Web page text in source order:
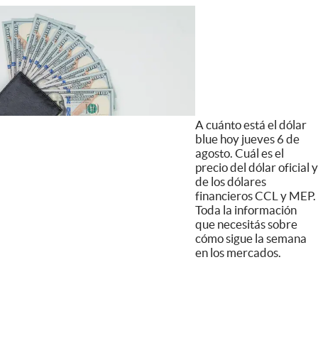
A cuánto está el dólar
blue hoy jueves 6 de
agosto. Cuál es el
precio del dólar oficial y
de los dólares
financieros CCL y MEP.
Toda la información
que necesitás sobre
cómo sigue la semana
en los mercados.